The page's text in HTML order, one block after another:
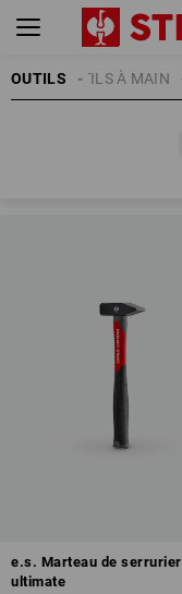
OUTILSOUTILS À MAIN
e.s. Marteau de serrurier
ultimate